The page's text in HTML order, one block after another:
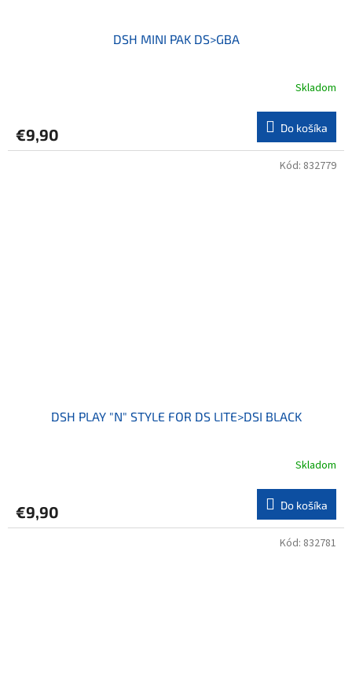
DSH MINI PAK DS>GBA
Skladom
€9,90 Do košíka
DSH PLAY "N" STYLE FOR DS LITE>DSI BLACK
Skladom
€9,90 Do košíka
Kód: 832779
Kód: 832781